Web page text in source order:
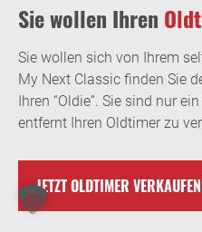
Sie wollen Ihren
Sie wollen sich von Ihrem
My Next Classic finden Sie
Ihren “Oldie”. Sie sind nur
entfernt Ihren Oldtimer zu
JETZT OLDTIMER VERKAUFEN